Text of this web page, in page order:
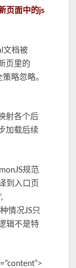
页面中的js
文档被
页里的
略忽略。
射各个后
加载后续
规范
到入口页
情况JS只
辑不是特